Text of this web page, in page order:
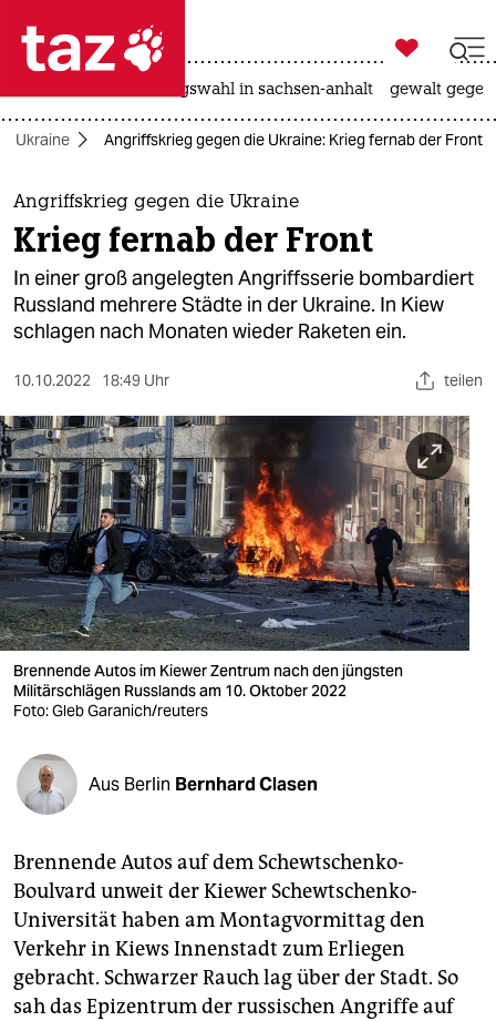
 taz zahl ich
taz zahl ich
themen
politik
öko
gesellschaft
sport
berlin
nord
wahrheit
verlag
verlag
shop
fragen & hilfe
unterstützen
abo
genossenschaft
epaper login

taz zahl ich
landtagswahl in sachsen-anhalt gewalt
Ukraine Angriffskrieg gegen die Ukraine: Krieg fernab der Front
Angriffskrieg gegen die Ukraine
Krieg fernab der Front
In einer groß angelegten Angriffsserie bombardiert
Russland mehrere Städte in der Ukraine. In Kiew
schlagen nach Monaten wieder Raketen ein.
10.10.2022 18:49 Uhr teilen
Brennende Autos im Kiewer Zentrum nach den jüngsten
Militärschlägen Russlands am 10. Oktober 2022
Foto: Gleb Garanich/reuters
Aus Berlin Bernhard Clasen
Brennende Autos auf dem Schewtschenko-
Boulvard unweit der Kiewer Schewtschenko-
Universität haben am Montagvormittag den
Verkehr in Kiews Innenstadt zum Erliegen
gebracht. Schwarzer Rauch lag über der Stadt. So
sah das Epizentrum der russischen Angriffe auf